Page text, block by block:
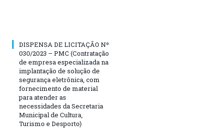
DISPENSA DE LICITAÇÃO Nº
030/2023 – PMC (Contratação
de empresa especializada na
implantação de solução de
segurança eletrônica, com
fornecimento de material
para atender as
necessidades da Secretaria
Municipal de Cultura,
Turismo e Desporto)